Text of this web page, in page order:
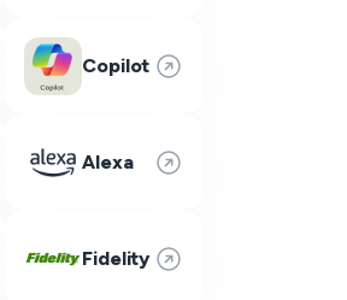
Copilot
Alexa
Fidelity